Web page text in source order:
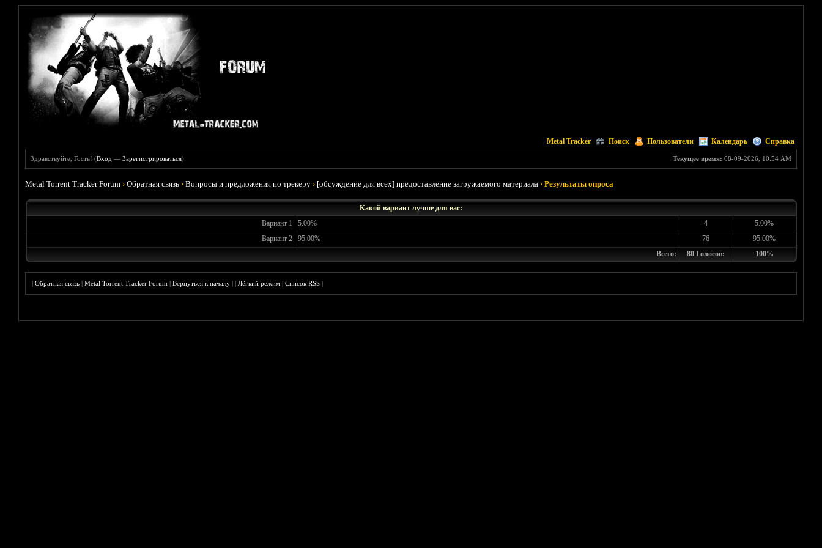
Metal Tracker Поиск Пользователи Календарь Справка
Текущее время: 08-09-2026, 10:54 AM
Здравствуйте, Гость! (Вход —Зарегистрироваться)
Metal Torrent Tracker Forum ›Обратная связь ›Вопросы и предложения по трекеру › [обсуждение для всех] предоставление загружаемого материала ›Результаты опроса
Какой вариант лучше для вас:
Вариант 1
5.00% 4
5.00%
Вариант 2
95.00% 76
95.00%
Всего:
80 Голосов: 100%
|Обратная связь |Metal Torrent Tracker Forum |Вернуться к началу ||Лёгкий режим |Список RSS |